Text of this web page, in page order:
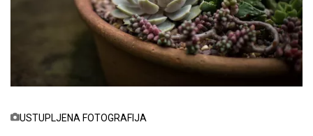
USTUPLJENA FOTOGRAFIJA